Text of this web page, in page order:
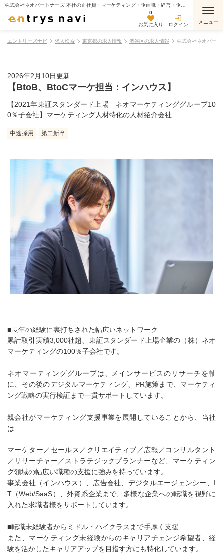
0
お気に入り ログイン
エントリーズナビ 求人検索 東京都の求人情報 渋谷区の求人情報 株式会社ネオパー
2026年2月10日更新
【BtoB、BtoCマーケ担当：インハウス】
【2021年東証スタンダード上場 ネオマーケティンググループ10
0％子会社】マーケティング人材特化の人材紹介会社
中途採用 第二新卒
■長年の経験に裏打ちされた幅広いネットワーク
累計取引実績3,000社超、東証スタンダード上場企業の（株）ネオ
マーケティングの100％子会社です。
ネオマーティンググループは、メインサービスのリサーチを軸
に、その後のデジタルマーケティング、PR施策まで、マーケティ
ング戦略の実行検証まで一貫サポートしています。
親会社がマーケティング支援事業を展開していることから、当社
は
マーケター／セールス／クリエイティブ／広報／コンサルタント
／リサーチャー／ストラテジックプランナーなど、マーケティン
グ領域の幅広い職種の支援に強みを持っています。
事業会社（インハウス）、広告会社、デジタルエージェンシー、I
T（Web/SaaS）、外資系企業まで、多様な企業への転職を視野に
入れた求職者様をサポートしています。
■転職未経験者からミドル・ハイクラスまで手厚く支援
また、マーケティング未経験からのキャリアチェンジ希望者、経
験を活かしたキャリアアップを目指す方にも特化しています。